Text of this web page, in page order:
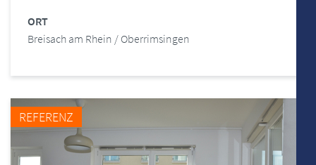
ORT
Breisach am Rhein / Oberrimsingen
REFERENZ